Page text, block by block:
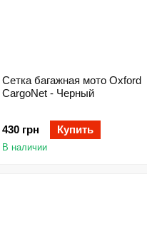
Сетка багажная мото Oxford
CargoNet - Черный
430 грн Купить
В наличии